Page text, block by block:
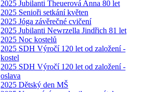
2025 Jubilanti Theuerová Anna 80 let
2025 Senioři setkání květen
2025 Jóga závěrečné cvičení
2025 Jubilanti Newrzella Jindřich 81 let
2025 Noc kostelů
2025 SDH Výročí 120 let od založení -
kostel
2025 SDH Výročí 120 let od založení -
oslava
2025 Dětský den MŠ